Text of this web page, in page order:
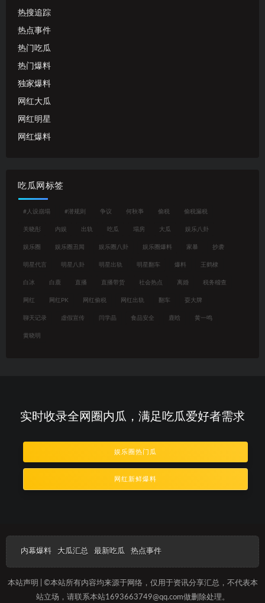
热搜追踪
热点事件
热门吃瓜
热门爆料
独家爆料
网红大瓜
网红明星
网红爆料
吃瓜网标签
#人设崩塌 #潜规则 争议 何秋亊 偷税 偷税漏税
关晓彤 内娱 出轨 吃瓜 塌房 大瓜 娱乐八卦
娱乐圈 娱乐圈丑闻 娱乐圈八卦 娱乐圈爆料 家暴 抄袭
明星代言 明星八卦 明星出轨 明星翻车 爆料 王鹤棣
白冰 白鹿 直播 直播带货 社会热点 离婚 税务稽查
网红 网红PK 网红偷税 网红出轨 翻车 耍大牌
聊天记录 虚假宣传 闫学晶 食品安全 鹿晗 黄一鸣
黄晓明
实时收录全网圈内瓜，满足吃瓜爱好者需求
娱乐圈热门瓜
网红新鲜爆料
内幕爆料 大瓜汇总 最新吃瓜 热点事件
本站声明 | ©本站所有内容均来源于网络，仅用于资讯分享汇总，不代表本
站立场，请联系本站1693663749@qq.com做删除处理。